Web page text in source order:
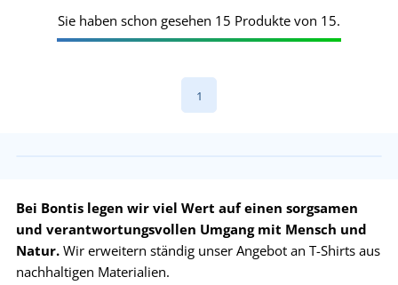
Sie haben schon gesehen 15 Produkte von 15.
1
Bei Bontis legen wir viel Wert auf einen sorgsamen
und verantwortungsvollen Umgang mit Mensch und
Natur. Wir erweitern ständig unser Angebot an T-Shirts aus
nachhaltigen Materialien.